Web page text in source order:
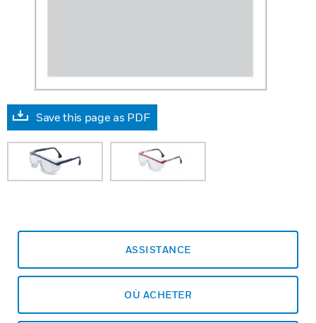
Save this page as PDF
ASSISTANCE
OÙ ACHETER